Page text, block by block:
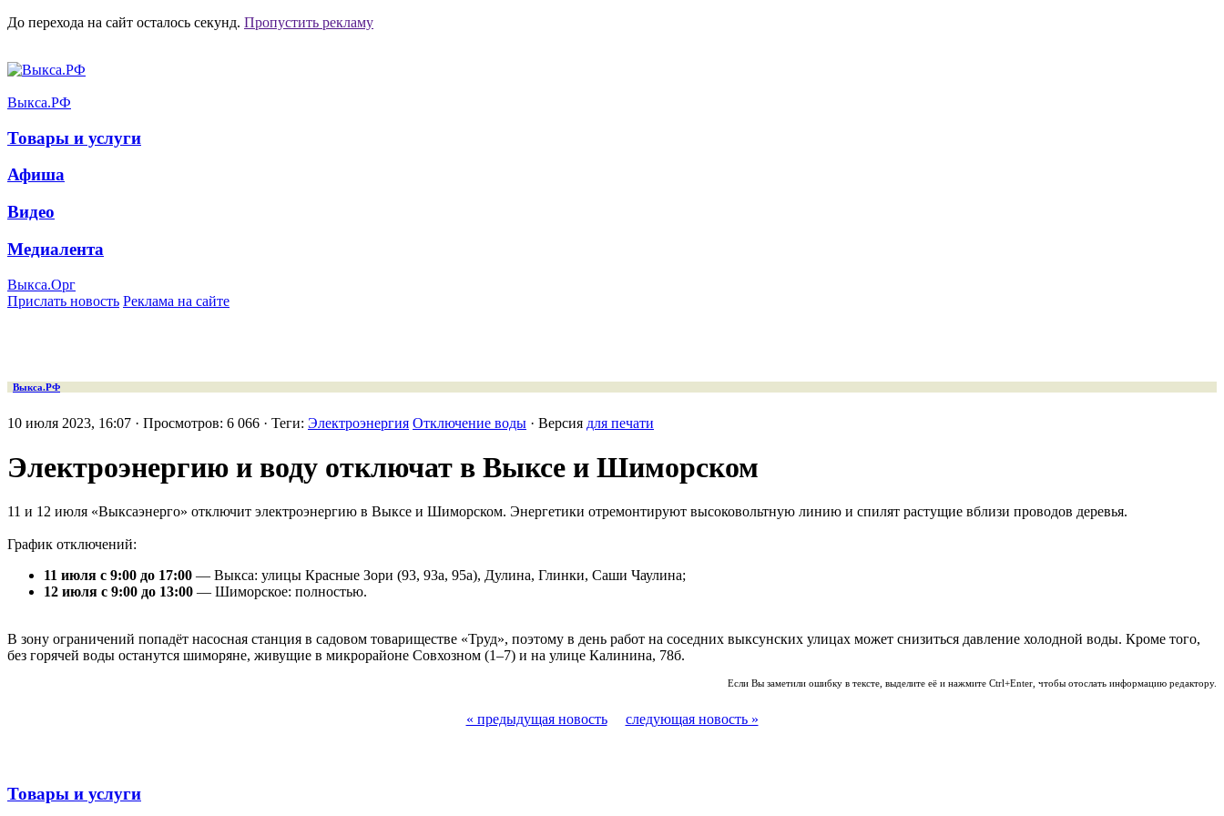
До перехода на сайт осталось секунд. Пропустить рекламу
Выкса.РФ
Товары и услуги
Афиша
Видео
Медиалента
Выкса.Орг
Прислать новость Реклама на сайте
Выкса.РФ
10 июля 2023, 16:07 · Просмотров: 6 066 · Теги: Электроэнергия Отключение воды · Версия для печати
Электроэнергию и воду отключат в Выксе и Шиморском
11 и 12 июля «Выксаэнерго» отключит электроэнергию в Выксе и Шиморском. Энергетики отремонтируют высоковольтную линию и спилят растущие вблизи проводов деревья.
График отключений:
11 июля с 9:00 до 17:00 — Выкса: улицы Красные Зори (93, 93а, 95а), Дулина, Глинки, Саши Чаулина;
12 июля с 9:00 до 13:00 — Шиморское: полностью.
В зону ограничений попадёт насосная станция в садовом товариществе «Труд», поэтому в день работ на соседних выксунских улицах может снизиться давление холодной воды. Кроме того,
без горячей воды останутся шиморяне, живущие в микрорайоне Совхозном (1–7) и на улице Калинина, 78б.
Если Вы заметили ошибку в тексте, выделите её и нажмите Ctrl+Enter, чтобы отослать информацию редактору.
« предыдущая новость следующая новость »
Товары и услуги